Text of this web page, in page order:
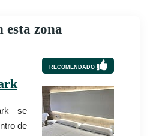
esta zona
RECOMENDADO
se
de